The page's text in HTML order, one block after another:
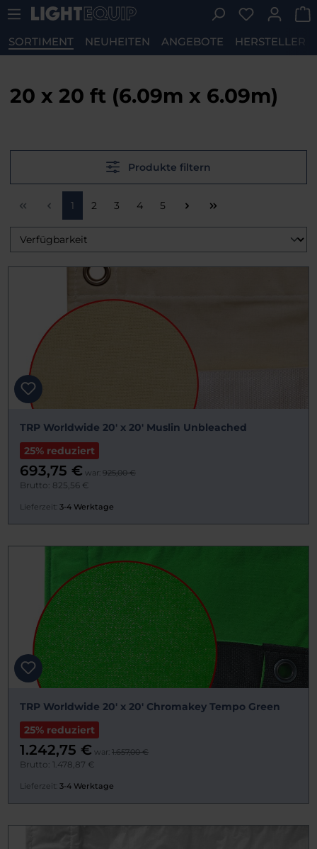
Zum Hauptinhalt springen Du hast 0
SORTIMENT NEUHEITEN ANGEBOTE HERSTELLER
20 x 20 ft (6.09m x 6.09m)
Produkte filtern
Seite
1 Seite
2 Seite
3 Seite
4 Seite
5
TRP Worldwide 20' x 20' Muslin Unbleached
25% reduziert
693,75 € war: 925,00 €
Brutto: 825,56 €
Lieferzeit: 3-4 Werktage
TRP Worldwide 20' x 20' Chromakey Tempo Green
25% reduziert
1.242,75 € war: 1.657,00 €
Brutto: 1.478,87 €
Lieferzeit: 3-4 Werktage